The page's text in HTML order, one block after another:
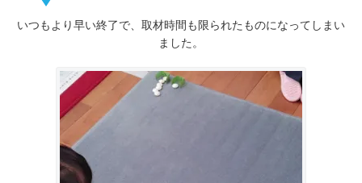
いつもより早い終了で、取材時間も限られたものになってしまい
ました。